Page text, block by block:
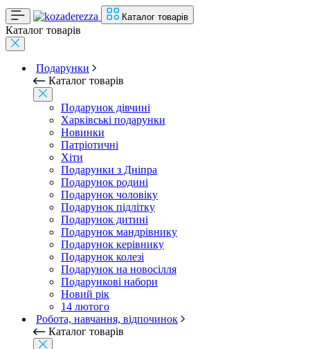
Каталог товарів
Каталог товарів
Подарунки
Каталог товарів
Подарунок дівчині
Харківські подарунки
Новинки
Патріотичні
Хіти
Подарунки з Дніпра
Подарунок родині
Подарунок чоловіку
Подарунок підлітку
Подарунок дитині
Подарунок мандрівнику
Подарунок керівнику
Подарунок колезі
Подарунок на новосілля
Подарункові набори
Новий рік
14 лютого
Робота, навчання, відпочинок
Каталог товарів